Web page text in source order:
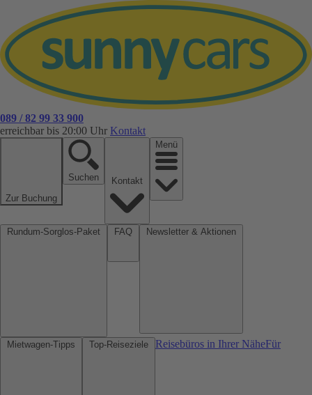
089 / 82 99 33 900
erreichbar bis 20:00 Uhr Kontakt
Zur Buchung
Suchen
Menü
Reisebüros in Ihrer NäheFür